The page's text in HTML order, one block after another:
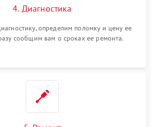
4. Диагностика
определим поломку и цену ее
сообщим вам о сроках ее ремонта.